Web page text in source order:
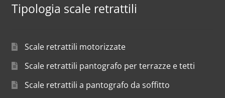
Tipologia scale retrattili
Scale retrattili motorizzate
Scale retrattili pantografo per terrazze e tetti
Scale retrattili a pantografo da soffitto